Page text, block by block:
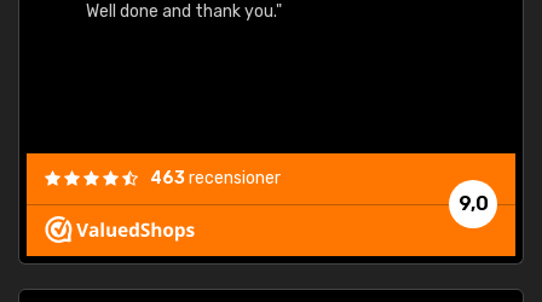
Well done and thank you."
9,0
463recensioner